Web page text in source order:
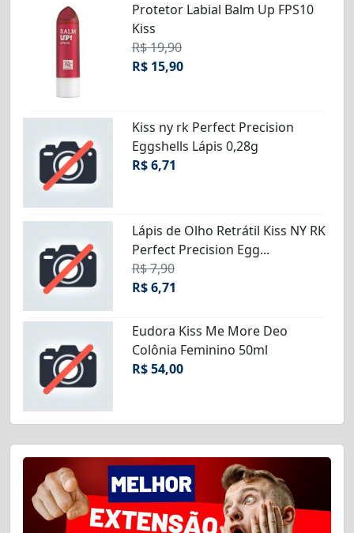
Protetor Labial Balm Up FPS10
Kiss
R$ 19,90
R$ 15,90
Kiss ny rk Perfect Precision
Eggshells Lápis 0,28g
R$ 6,71
Lápis de Olho Retrátil Kiss NY RK
Perfect Precision Egg...
R$ 7,90
R$ 6,71
Eudora Kiss Me More Deo
Colônia Feminino 50ml
R$ 54,00